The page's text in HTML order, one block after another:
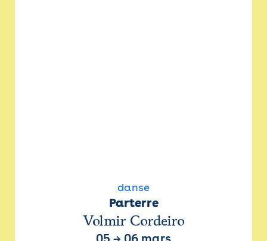
danse
Parterre
Volmir Cordeiro